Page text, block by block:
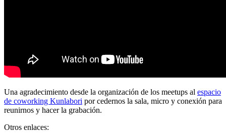
Una agradecimiento desde la organización de los meetups al espacio
de coworking Kunlabori por cedernos la sala, micro y conexión para
reunirnos y hacer la grabación.
Otros enlaces: